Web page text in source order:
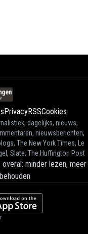
PrivacyRSSCookies
dagelijks, nieuws,
nieuwsberichten,
The New York Times, Le
Slate, The Huffington Post
minder lezen, meer